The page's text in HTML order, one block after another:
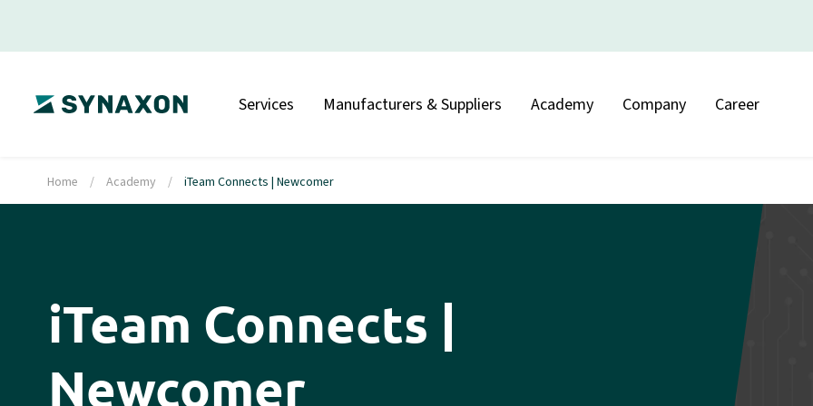
Services Manufacturers & Suppliers Academy Company Career
Home / Academy / iTeam Connects | Newcomer
iTeam Connects |
Newcomer